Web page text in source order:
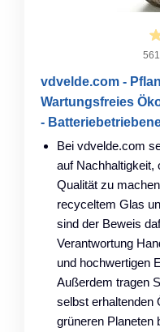
vdvelde.com -
Wartungsfreies
-
Bei vdvelde.com
auf Nachhaltigkeit,
Qualität zu
recyceltem Glas
sind der Beweis
Verantwortung
und hochwertigen
Außerdem tragen
selbst erhaltenden
grüneren Planeten